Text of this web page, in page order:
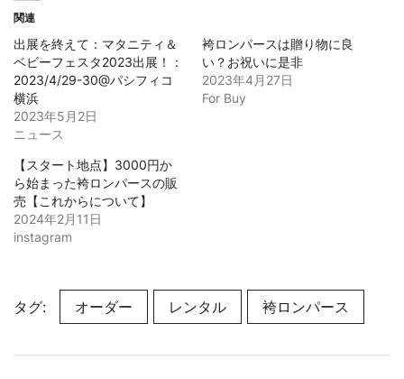
関連
出展を終えて：マタニティ＆
ベビーフェスタ2023出展！：
2023/4/29-30@パシフィコ
横浜
2023年5月2日
ニュース
袴ロンパースは贈り物に良
い？お祝いに是非
2023年4月27日
For Buy
【スタート地点】3000円か
ら始まった袴ロンパースの販
売【これからについて】
2024年2月11日
instagram
タグ: オーダー レンタル 袴ロンパース